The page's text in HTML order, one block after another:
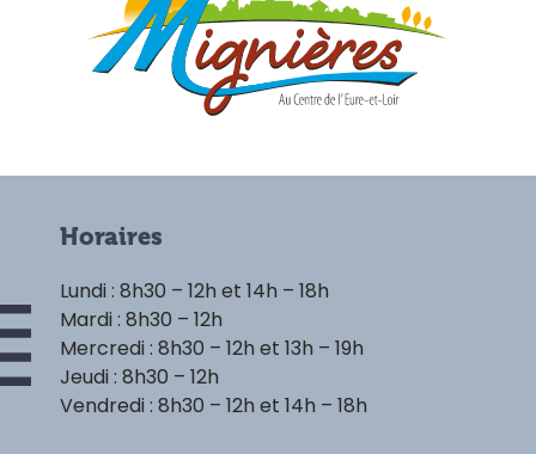
Horaires
Lundi : 8h30 – 12h et 14h – 18h
Mardi : 8h30 – 12h
Mercredi : 8h30 – 12h et 13h – 19h
Jeudi : 8h30 – 12h
Vendredi : 8h30 – 12h et 14h – 18h